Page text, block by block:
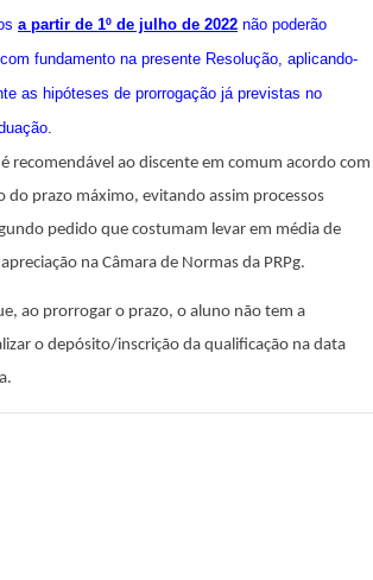
a partir de 1º de julho de 2022 não poderão
fundamento na presente Resolução, aplicando-
as hipóteses de prorrogação já previstas no
recomendável ao discente em comum acordo com
do prazo máximo, evitando assim processos
pedido que costumam levar em média de
na Câmara de Normas da PRPg.
ao prorrogar o prazo, o aluno não tem a
o depósito/inscrição da qualificação na data